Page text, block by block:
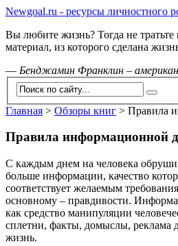
Newgoal.ru - ресурсы личностного
Вы любите жизнь? Тогда не тратьте
материал, из которого сделана
— Бенджамин Франклин –
Главная > Обзоры книг > Правила
Правила информационной
С каждым днем на человека
больше информации, качество
соответствует желаемым
основному – правдивости.
как средство манипуляции
сплетни, факты, домыслы, реклама
жизнь.